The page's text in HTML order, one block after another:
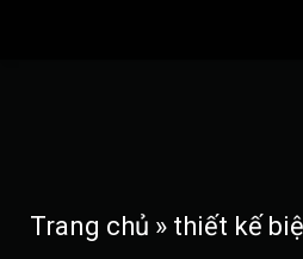
Trang chủ » thiết kế